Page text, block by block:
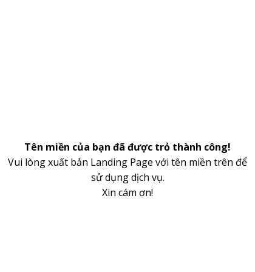
Tên miền của bạn đã được trỏ thành công!
Vui lòng xuất bản Landing Page với tên miền trên để
sử dụng dịch vụ.
Xin cám ơn!